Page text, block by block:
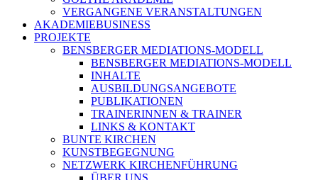
VERGANGENE VERANSTALTUNGEN
AKADEMIEBUSINESS
PROJEKTE
BENSBERGER MEDIATIONS-MODELL
BENSBERGER MEDIATIONS-MODELL
INHALTE
AUSBILDUNGSANGEBOTE
PUBLIKATIONEN
TRAINERINNEN & TRAINER
LINKS & KONTAKT
BUNTE KIRCHEN
KUNSTBEGEGNUNG
NETZWERK KIRCHENFÜHRUNG
ÜBER UNS